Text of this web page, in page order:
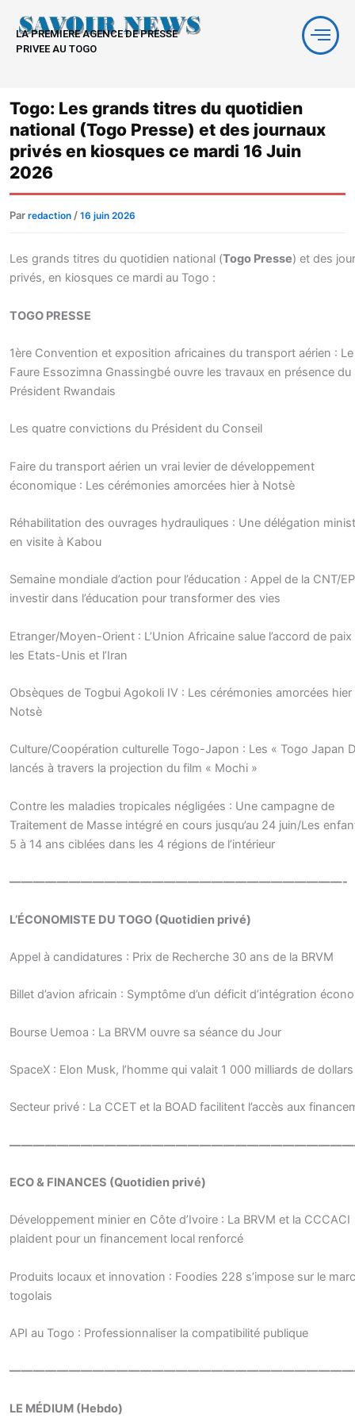
contenu
LA PREMIERE AGENCE DE PRESSE
PRIVEE AU TOGO
Togo: Les grands titres du quotidien
national (Togo Presse) et des journaux
privés en kiosques ce mardi 16 Juin
2026
Par redaction / 16 juin 2026
Les grands titres du quotidien national (Togo Presse) et des
privés, en kiosques ce mardi au Togo :
TOGO PRESSE
1ère Convention et exposition africaines du transport aérien : Le
Faure Essozimna Gnassingbé ouvre les travaux en présence du
Président Rwandais
Les quatre convictions du Président du Conseil
Faire du transport aérien un vrai levier de développement
économique : Les cérémonies amorcées hier à Notsè
Réhabilitation des ouvrages hydrauliques : Une délégation
en visite à Kabou
Semaine mondiale d’action pour l’éducation : Appel de la CNT/
investir dans l’éducation pour transformer des vies
Etranger/Moyen-Orient : L’Union Africaine salue l’accord de
les Etats-Unis et l’Iran
Obsèques de Togbui Agokoli IV : Les cérémonies amorcées hier
Notsè
Culture/Coopération culturelle Togo-Japon : Les « Togo Japan
lancés à travers la projection du film « Mochi »
Contre les maladies tropicales négligées : Une campagne de
Traitement de Masse intégré en cours jusqu’au 24 juin/Les
5 à 14 ans ciblées dans les 4 régions de l’intérieur
————————————————————————————-
L’ÉCONOMISTE DU TOGO (Quotidien privé)
Appel à candidatures : Prix de Recherche 30 ans de la BRVM
Billet d’avion africain : Symptôme d’un déficit d’intégration
Bourse Uemoa : La BRVM ouvre sa séance du Jour
SpaceX : Elon Musk, l’homme qui valait 1 000 milliards de
Secteur privé : La CCET et la BOAD facilitent l’accès aux
ECO & FINANCES (Quotidien privé)
Développement minier en Côte d’Ivoire : La BRVM et la CCCACI
plaident pour un financement local renforcé
Produits locaux et innovation : Foodies 228 s’impose sur le
togolais
API au Togo : Professionnaliser la compatibilité publique
LE MÉDIUM (Hebdo)